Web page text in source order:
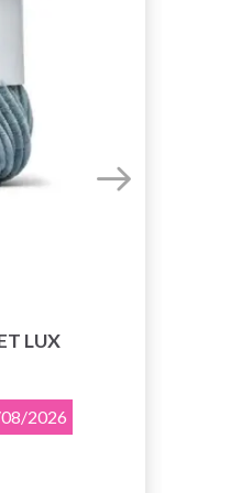
LUX
2026